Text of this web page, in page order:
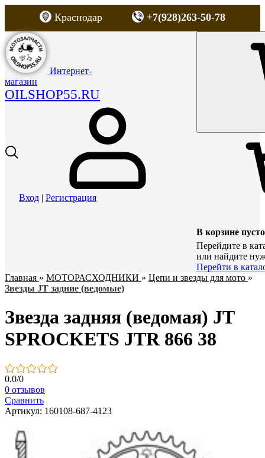
Краснодар +7(928)263-50-78
Интернет-
магазин
OILSHOP55.RU
Вход | Регистрация
В корзине пусто
Перейдите в
или найдите
Перейти в
Главная » МОТОРАСХОДНИКИ » Цепи и звезды для мото »
Звезды JT задние (ведомые)
Звезда задняя (ведомая) JT
SPROCKETS JTR 866 38
0.0/0
0 отзывов
Сравнить
Артикул: 160108-687-4123